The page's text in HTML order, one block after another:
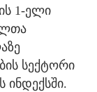
1-ელი
სექტორი
ინდექსში.